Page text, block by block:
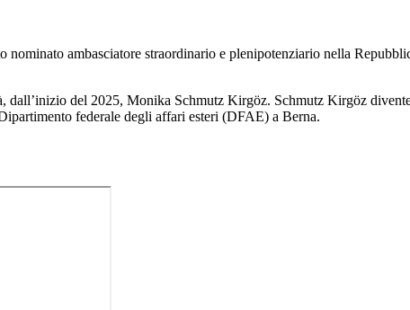
ambasciatore straordinario e plenipotenziario nella
dall’inizio del 2025, Monika Schmutz Kirgöz. Schmutz Kirgöz
federale degli affari esteri (DFAE) a Berna.